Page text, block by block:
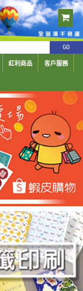
紅利商品 客戶服務